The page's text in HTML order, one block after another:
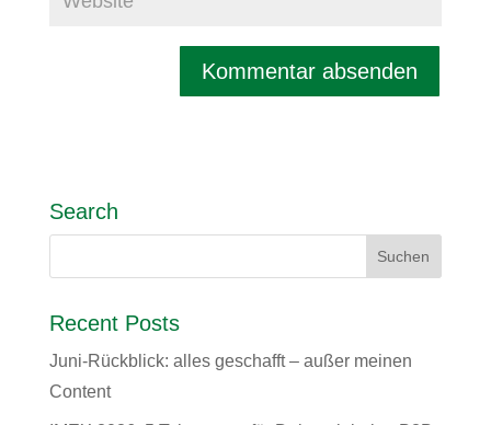
Search
Recent Posts
Juni-Rückblick: alles geschafft – außer meinen
Content